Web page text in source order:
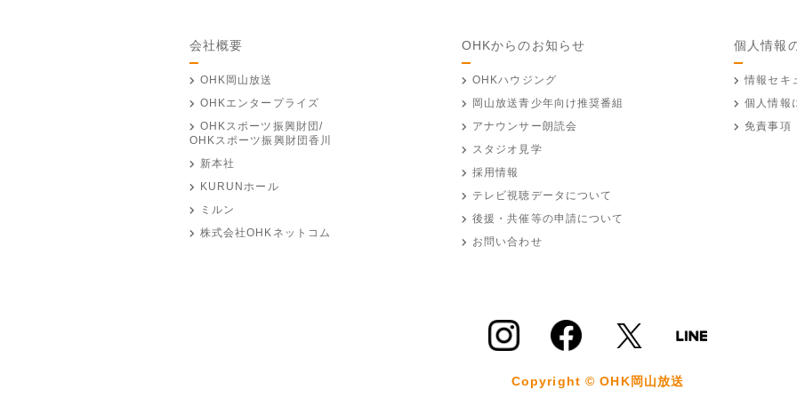
会社概要
OHK岡山放送
OHKエンタープライズ
OHKスポーツ振興財団/
OHKスポーツ振興財団香川
新本社
KURUNホール
ミルン
株式会社OHKネットコム
OHKからのお知らせ
OHKハウジング
岡山放送青少年向け推奨番組
アナウンサー朗読会
スタジオ見学
採用情報
テレビ視聴データについて
後援・共催等の申請について
お問い合わせ
個人情報
情報セキ
個人情報
免責事項
Copyright © OHK岡山放送